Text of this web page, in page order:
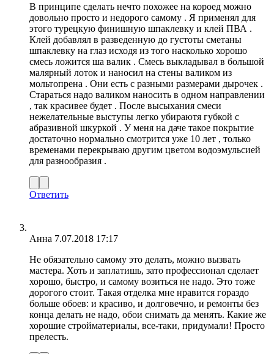
В принципе сделать нечто похожее на короед можно
довольно просто и недорого самому . Я применял для
этого турецкую финишную шпаклевку и клей ПВА .
Клей добавлял в разведенную до густоты сметаны
шпаклевку на глаз исходя из того насколько хорошо
смесь ложится ша валик . Смесь выкладывал в большой
малярный лоток и наносил на стены валиком из
мольтопрена . Они есть с разными размерами дырочек .
Стараться надо валиком наносить в одном направлении
, так красивее будет . После высыхания смеси
нежелательные выступы легко убираютя губкой с
абразивной шкуркой . У меня на даче такое покрытие
достаточно нормально смотрится уже 10 лет , только
временами перекрываю другим цветом водоэмульсией
для разнообразия .
Ответить
Анна 7.07.2018 17:17
Не обязательно самому это делать, можно вызвать
мастера. Хоть и заплатишь, зато профессионал сделает
хорошо, быстро, и самому возиться не надо. Это тоже
дорогого стоит. Такая отделка мне нравится гораздо
больше обоев: и красиво, и долговечно, и ремонты без
конца делать не надо, обои снимать да менять. Какие же
хорошие стройматериалы, все-таки, придумали! Просто
прелесть.